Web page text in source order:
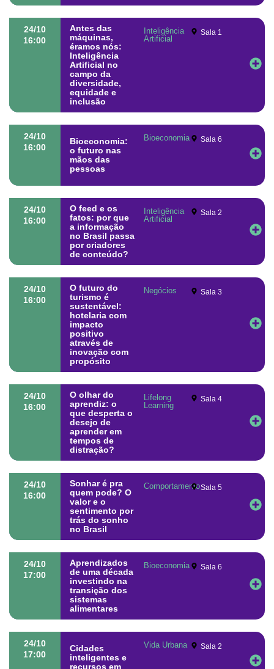
24/10
16:00
Antes das
máquinas,
éramos nós:
Inteligência
Artificial no
campo da
diversidade,
equidade e
inclusão
Inteligência
Artificial
Sala 1
24/10
16:00
Bioeconomia:
o futuro nas
mãos das
pessoas
Bioeconomia Sala 6
24/10
16:00
O feed e os
fatos: por que
a informação
no Brasil passa
por criadores
de conteúdo?
Inteligência
Artificial
Sala 2
24/10
16:00
O futuro do
turismo é
sustentável:
hotelaria com
impacto
positivo
através de
inovação com
propósito
Negócios Sala 3
24/10
16:00
O olhar do
aprendiz: o
que desperta o
desejo de
aprender em
tempos de
distração?
Lifelong
Learning
Sala 4
24/10
16:00
Sonhar é pra
quem pode? O
valor e o
sentimento por
trás do sonho
no Brasil
ComportamentoSala 5
24/10
17:00
Aprendizados
de uma década
investindo na
transição dos
sistemas
alimentares
Bioeconomia Sala 6
24/10
17:00
Cidades
inteligentes e
recursos em
Vida Urbana Sala 2